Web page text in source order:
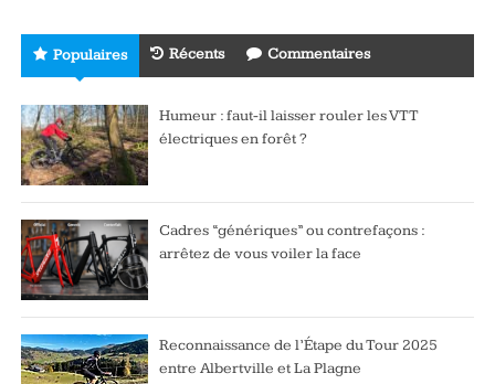
Populaires Récents Commentaires
Humeur : faut-il laisser rouler les VTT
électriques en forêt ?
Cadres “génériques” ou contrefaçons :
arrêtez de vous voiler la face
Reconnaissance de l’Étape du Tour 2025
entre Albertville et La Plagne